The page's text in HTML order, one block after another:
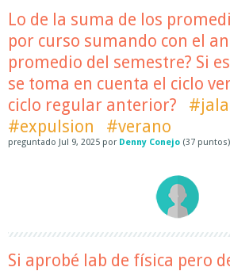
Lo de la suma de los
por curso sumando con el
promedio del semestre? Si
se toma en cuenta el ciclo
ciclo regular anterior?
#expulsion
#verano
preguntado Jul 9, 2025 por Denny Conejo (37 puntos)
Si aprobé lab de física pero